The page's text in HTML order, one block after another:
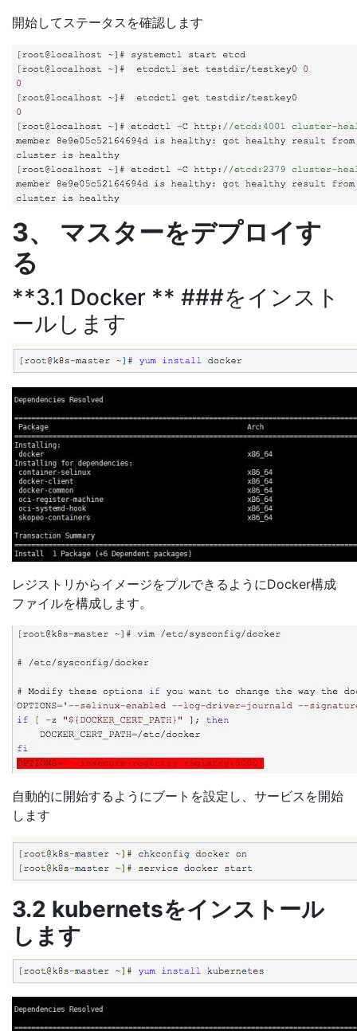
開始してステータスを確認します
3、 マスターをデプロイす
る
**3.1 Docker ** ###をインスト
ールします
レジストリからイメージをプルできるようにDocker構成
ファイルを構成します。
自動的に開始するようにブートを設定し、サービスを開始
します
3.2 kubernetsをインストール
します